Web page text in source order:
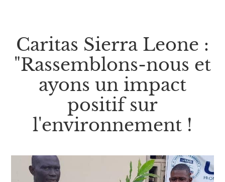
Caritas Sierra Leone :
"Rassemblons-nous et
ayons un impact
positif sur
l'environnement !